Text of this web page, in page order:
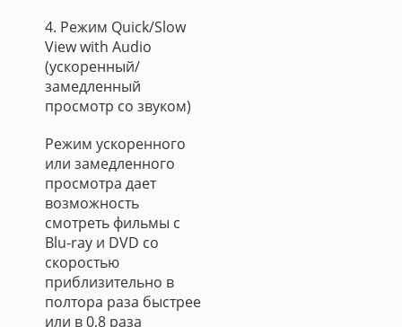
4. Режим Quick/Slow
View with Audio
(ускоренный/
замедленный
просмотр со звуком)
Режим ускоренного
или замедленного
просмотра дает
возможность
смотреть фильмы с
Blu-ray и DVD со
скоростью
приблизительно в
полтора раза быстрее
или в 0,8 раза